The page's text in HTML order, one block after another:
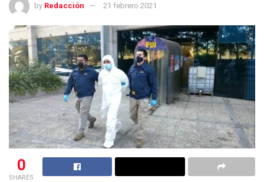
by Redacción 21 febrero 2021
0
SHARES